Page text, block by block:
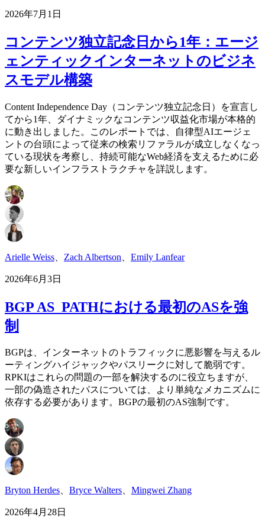
2026年7月1日
コンテンツ独立記念日から1年：エージ
ェンティックインターネットのビジネ
スモデル構築
Content Independence Day（コンテンツ独立記念日）を宣言し
てから1年、ダイナミックなコンテンツ収益化市場が本格的
に動き出しました。このレポートでは、自律型AIエージェ
ントの台頭によって従来の検索リファラルが成立しなくなっ
ている現状を考察し、持続可能なWeb経済を支えるために必
要な新しいインフラストラクチャを詳説します。
Arielle Weiss Zach Albertson Emily Lanfear
2026年6月3日
BGP AS_PATHにおける最初のASを強
制
BGPは、インターネットのトラフィックに悪影響を与えるル
ーティングハイジャックやパスリークに対して脆弱です。
RPKIはこれらの問題の一部を解決するのに役立ちますが、
一部の偽造されたパスについては、より単純なメカニズムに
依存する必要があります。BGPの最初のAS強制です。
Bryton Herdes、 Bryce Walters、 Mingwei Zhang
2026年4月28日